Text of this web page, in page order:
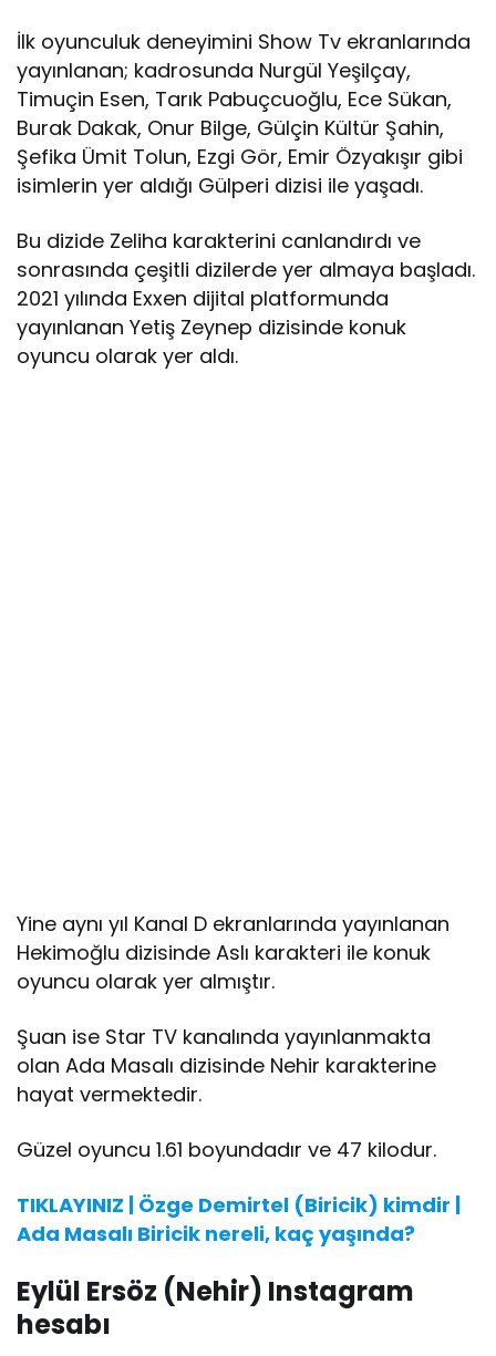
İlk oyunculuk deneyimini Show Tv ekranlarında
yayınlanan; kadrosunda Nurgül Yeşilçay,
Timuçin Esen, Tarık Pabuçcuoğlu, Ece Sükan,
Burak Dakak, Onur Bilge, Gülçin Kültür Şahin,
Şefika Ümit Tolun, Ezgi Gör, Emir Özyakışır gibi
isimlerin yer aldığı Gülperi dizisi ile yaşadı.
Bu dizide Zeliha karakterini canlandırdı ve
sonrasında çeşitli dizilerde yer almaya başladı.
2021 yılında Exxen dijital platformunda
yayınlanan Yetiş Zeynep dizisinde konuk
oyuncu olarak yer aldı.
Yine aynı yıl Kanal D ekranlarında yayınlanan
Hekimoğlu dizisinde Aslı karakteri ile konuk
oyuncu olarak yer almıştır.
Şuan ise Star TV kanalında yayınlanmakta
olan Ada Masalı dizisinde Nehir karakterine
hayat vermektedir.
Güzel oyuncu 1.61 boyundadır ve 47 kilodur.
TIKLAYINIZ | Özge Demirtel (Biricik) kimdir |
Ada Masalı Biricik nereli, kaç yaşında?
Eylül Ersöz (Nehir) Instagram
hesabı